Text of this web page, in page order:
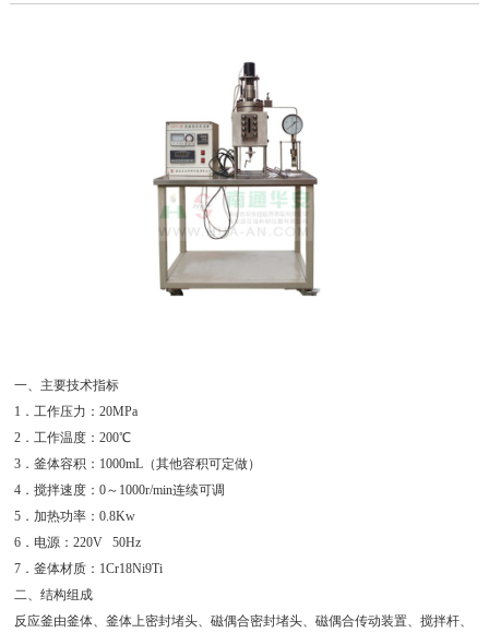
一、主要技术指标
1．工作压力：20MPa
2．工作温度：200℃
3．釜体容积：1000mL（其他容积可定做）
4．搅拌速度：0～1000r/min连续可调
5．加热功率：0.8Kw
6．电源：220V 50Hz
7．釜体材质：1Cr18Ni9Ti
二、结构组成
反应釜由釜体、釜体上密封堵头、磁偶合密封堵头、磁偶合传动装置、搅拌杆、